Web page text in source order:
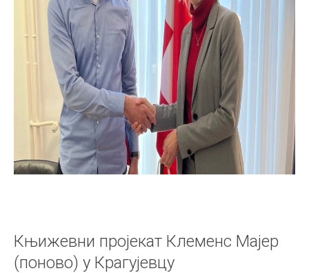
Књижевни пројекат Клеменс Мајер
(поново) у Крагујевцу